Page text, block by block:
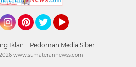
Iklan Pedoman Media Siber
2026 www.sumaterannewss.com